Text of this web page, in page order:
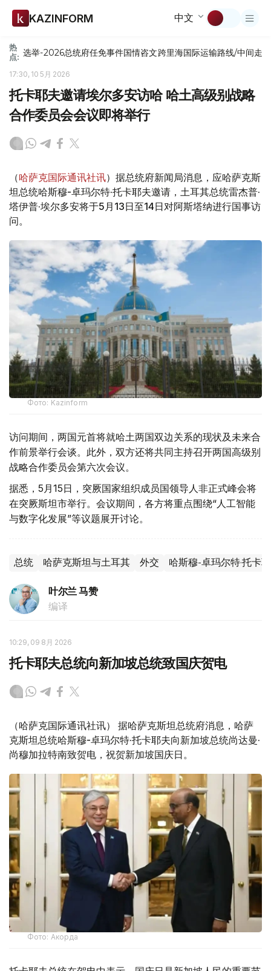
KAZINFORM 中文
热
点: 选举-2026总统府任免事件国情咨文跨里海国际运输路线/中间走廊
17:30, 10 5月 2026
托卡耶夫邀请埃尔多安访哈 哈土高级别战略
合作委员会会议即将举行
（哈萨克国际通讯社讯）据总统府新闻局消息，应哈萨克斯
坦总统哈斯穆-卓玛尔特·托卡耶夫邀请，土耳其总统雷杰普·
塔伊普·埃尔多安将于5月13日至14日对阿斯塔纳进行国事访
问。
Фото: Kazinform
访问期间，两国元首将就哈土两国双边关系的现状及未来合
作前景举行会谈。此外，双方还将共同主持召开两国高级别
战略合作委员会第六次会议。
据悉，5月15日，突厥国家组织成员国领导人非正式峰会将
在突厥斯坦市举行。会议期间，各方将重点围绕“人工智能
与数字化发展”等议题展开讨论。
总统 哈萨克斯坦与土耳其 外交 哈斯穆-卓玛尔特·托卡
叶尔兰 马赞
编译
10:29, 09 8月 2026
托卡耶夫总统向新加坡总统致国庆贺电
（哈萨克国际通讯社讯） 据哈萨克斯坦总统府消息，哈萨
克斯坦总统哈斯穆-卓玛尔特·托卡耶夫向新加坡总统尚达曼·
尚穆加拉特南致贺电，祝贺新加坡国庆日。
Фото: Акорда